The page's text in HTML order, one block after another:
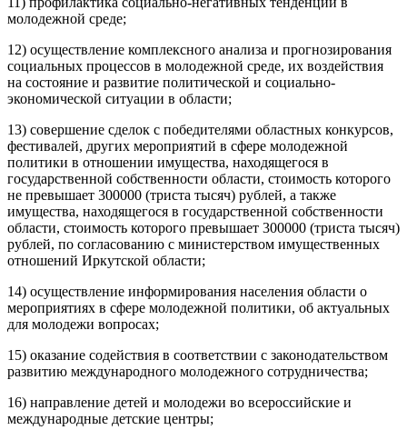
молодежной среде;
12) осуществление комплексного анализа и прогнозирования
социальных процессов в молодежной среде, их воздействия
на состояние и развитие политической и социально-
экономической ситуации в области;
13) совершение сделок с победителями областных конкурсов,
фестивалей, других мероприятий в сфере молодежной
политики в отношении имущества, находящегося в
государственной собственности области, стоимость которого
не превышает 300000 (триста тысяч) рублей, а также
имущества, находящегося в государственной собственности
области, стоимость которого превышает 300000 (триста тысяч)
рублей, по согласованию с министерством имущественных
отношений Иркутской области;
14) осуществление информирования населения области о
мероприятиях в сфере молодежной политики, об актуальных
для молодежи вопросах;
15) оказание содействия в соответствии с законодательством
развитию международного молодежного сотрудничества;
16) направление детей и молодежи во всероссийские и
международные детские центры;